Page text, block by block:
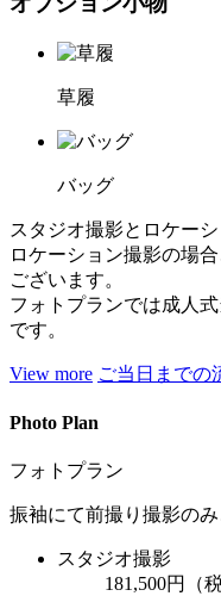
草履
バッグ
スタジオ撮影とロケー
ロケーション撮影の場
ございます。
フォトプランでは成人
です。
View more ご当日までの
Photo Plan
フォトプラン
振袖にて前撮り撮影の
スタジオ撮影
181,500円（